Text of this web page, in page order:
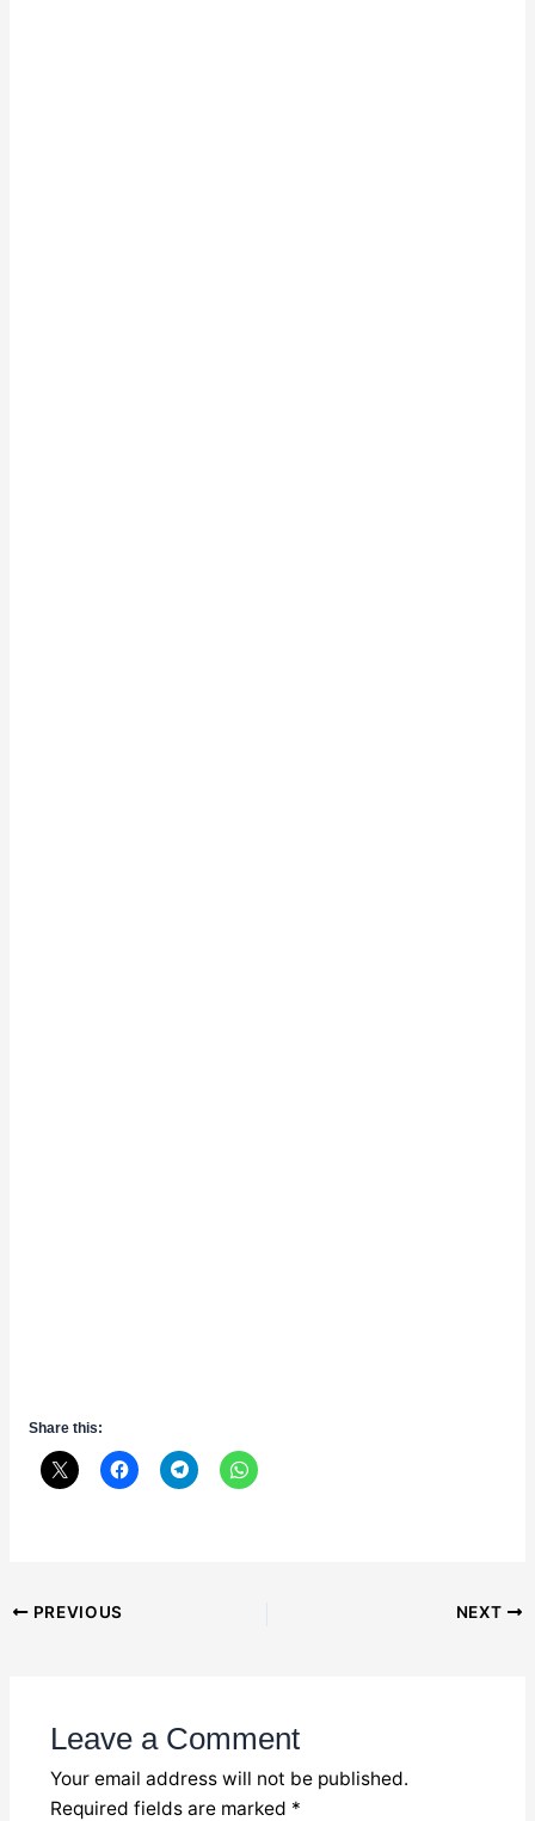
Share this:
Post
PREVIOUS NEXT
Leave a Comment
Your email address will not be published.
Required fields are marked *